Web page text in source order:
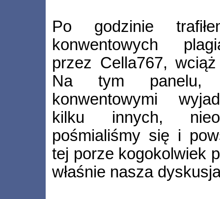
Po godzinie
konwentowych
przez Cella767,
Na tym panelu,
konwentowymi
kilku innych,
pośmialiśmy się i
tej porze kogokolwiek
właśnie nasza